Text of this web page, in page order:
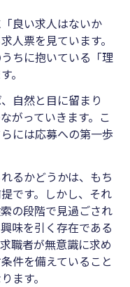
良い求人はないか
人票を見ています。
ちに抱いている「理
。
自然と目に留まり
がっていきます。こ
には応募への第一歩
るかどうかは、もち
です。しかし、それ
の段階で見過ごされ
味を引く存在である
職者が無意識に求め
件を備えていること
ます。